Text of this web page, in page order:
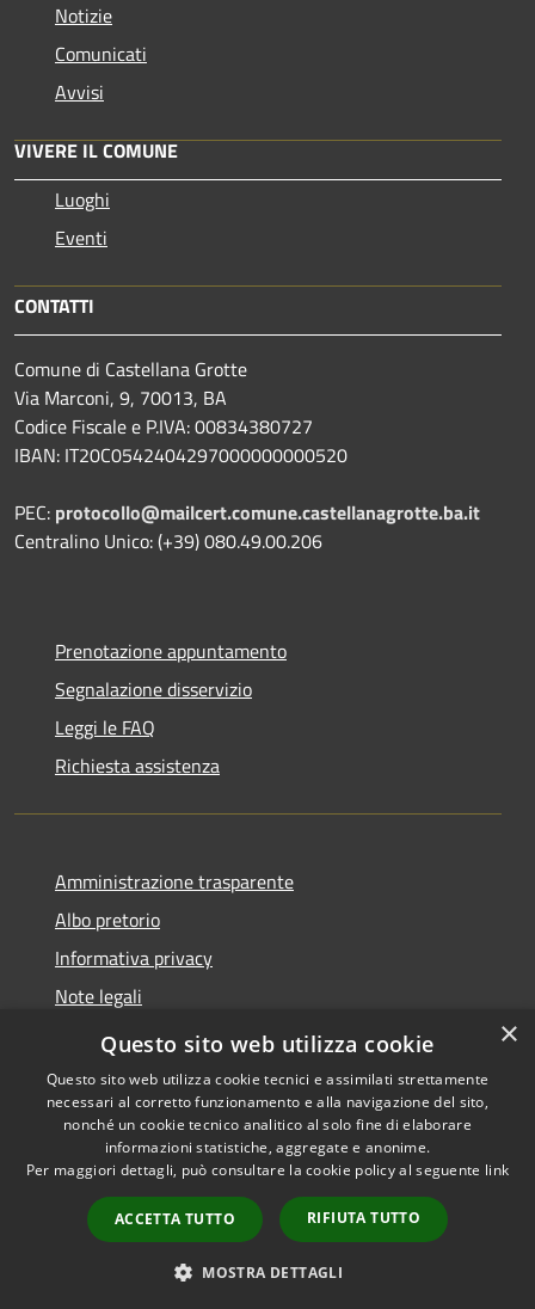
Notizie
Comunicati
Avvisi
VIVERE IL COMUNE
Luoghi
Eventi
CONTATTI
Comune di Castellana Grotte
Via Marconi, 9, 70013, BA
Codice Fiscale e P.IVA: 00834380727
IBAN: IT20C0542404297000000000520
PEC: protocollo@mailcert.comune.castellanagrotte.ba.it
Centralino Unico: (+39) 080.49.00.206
Prenotazione appuntamento
Segnalazione disservizio
Leggi le FAQ
Richiesta assistenza
Amministrazione trasparente
Albo pretorio
Informativa privacy
Note legali
Dichiarazione di accessibilità
Accessibilità
Copyright © 2026 • Comune di
Castellana Grotte • Powered
byMunicipium
Accesso
redazione
×
Questo sito web utilizza cookie
Questo sito web utilizza cookie tecnici e assimilati strettamente
necessari al corretto funzionamento e alla navigazione del sito,
nonché un cookie tecnico analitico al solo fine di elaborare
informazioni statistiche, aggregate e anonime.
Per maggiori dettagli, può consultare la cookie policy al seguente link
ACCETTA TUTTO RIFIUTA TUTTO
MOSTRA DETTAGLI